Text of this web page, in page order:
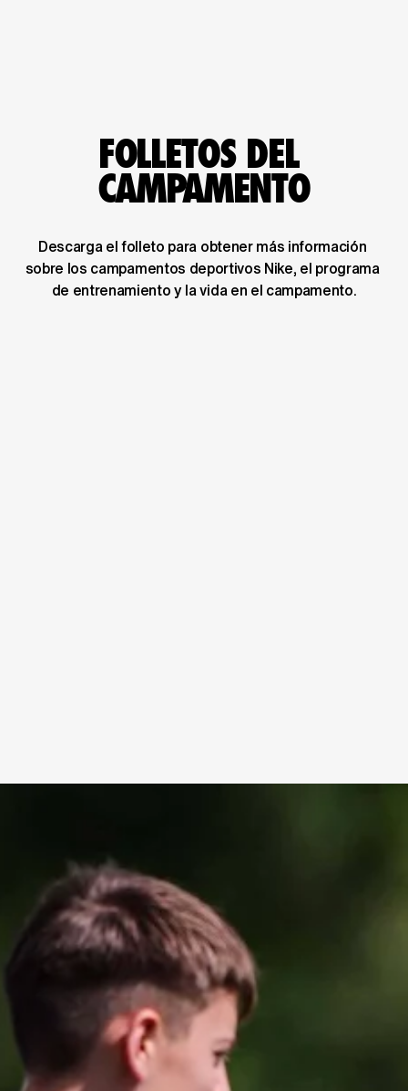
FOLLETOS DEL
CAMPAMENTO
Descarga el folleto para obtener más información
sobre los campamentos deportivos Nike, el programa
de entrenamiento y la vida en el campamento.